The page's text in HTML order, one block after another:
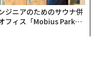
ジニアのためのサウナ併
フィス「Mobius Park」